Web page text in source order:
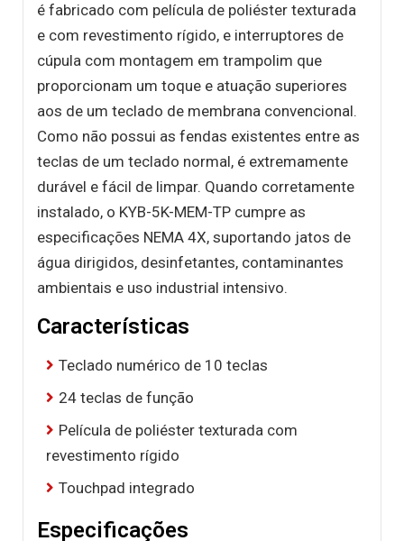
é fabricado com película de poliéster texturada
e com revestimento rígido, e interruptores de
cúpula com montagem em trampolim que
proporcionam um toque e atuação superiores
aos de um teclado de membrana convencional.
Como não possui as fendas existentes entre as
teclas de um teclado normal, é extremamente
durável e fácil de limpar. Quando corretamente
instalado, o KYB-5K-MEM-TP cumpre as
especificações NEMA 4X, suportando jatos de
água dirigidos, desinfetantes, contaminantes
ambientais e uso industrial intensivo.
Características
Teclado numérico de 10 teclas
24 teclas de função
Película de poliéster texturada com
revestimento rígido
Touchpad integrado
Especificações